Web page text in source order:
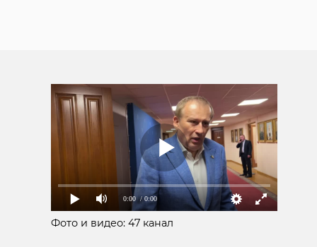
0:00 / 0:00
Фото и видео: 47 канал